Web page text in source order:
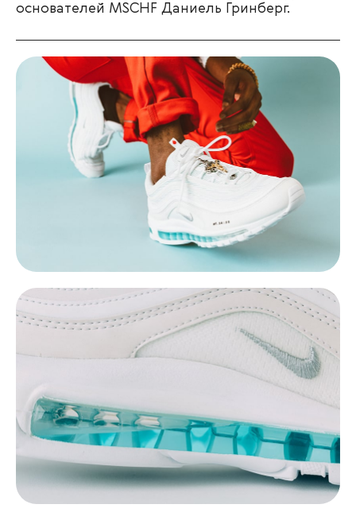
основателей MSCHF Даниель Гринберг.